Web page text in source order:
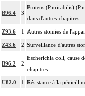
B96.4 3
Proteus (P.mirabilis)
dans d'autres chapitres
Z93.6 1 Autres stomies de
Z43.6 2 Surveillance d'autres
B96.2 2
Escherichia coli, cause
chapitres
U82.0 1 Résistance à la